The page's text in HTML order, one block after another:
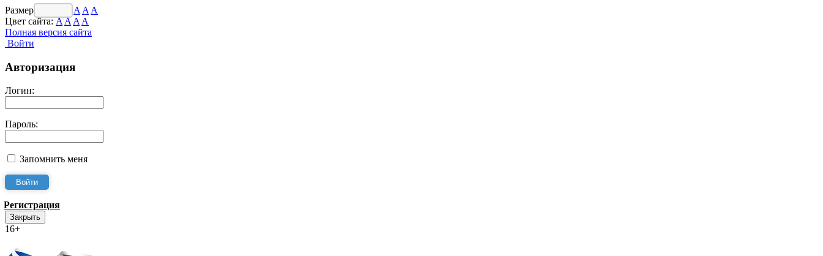
Размер шрифта: A A A
Цвет сайта:AA A A
Полная версия сайта
Войти
Авторизация
Логин:
Пароль:
Запомнить меня
Регистрация
Закрыть
16+